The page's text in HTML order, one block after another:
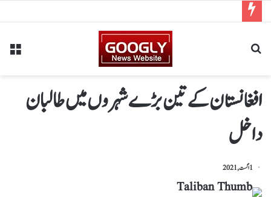
افغانستان کے تین بڑے شہروں میں طالبان
داخل
1 اگست, 2021